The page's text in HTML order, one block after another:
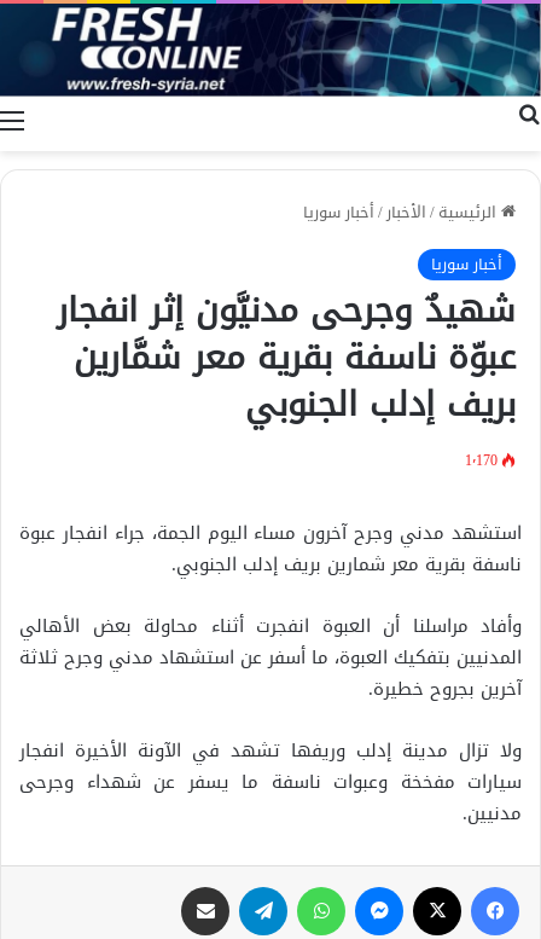
الرئيسية/الأخبار/أخبار سوريا
أخبار سوريا
شهيدٌ وجرحى مدنيَّون إثر انفجار
عبوّة ناسفة بقرية معر شمَّارين
بريف إدلب الجنوبي
1٬170
استشهد مدني وجرح آخرون مساء اليوم الجمة، جراء انفجار عبوة
ناسفة بقرية معر شمارين بريف إدلب الجنوبي.
وأفاد مراسلنا أن العبوة انفجرت أثناء محاولة بعض الأهالي
المدنيين بتفكيك العبوة، ما أسفر عن استشهاد مدني وجرح ثلاثة
آخرين بجروح خطيرة.
ولا تزال مدينة إدلب وريفها تشهد في الآونة الأخيرة انفجار
سيارات مفخخة وعبوات ناسفة ما يسفر عن شهداء وجرحى
مدنيين.
فيسبوك ماسنجر واتساب تيلقرام